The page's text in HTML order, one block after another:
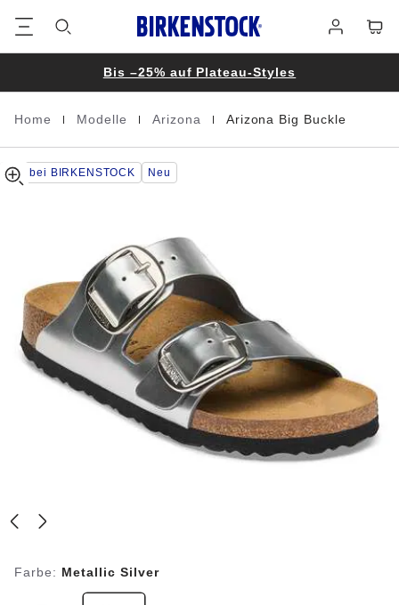
Bis –25% auf Plateau-Styles
Homepage
Home Modelle Arizona Arizona Big Buckle
Big
Buckle
Natural
Nur bei BIRKENSTOCK Neu
Farbe: Metallic Silver
about
product
materials